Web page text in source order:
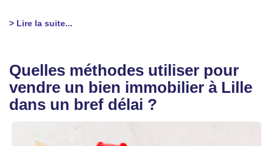
> Lire la suite...
Quelles méthodes utiliser pour
vendre un bien immobilier à Lille
dans un bref délai ?